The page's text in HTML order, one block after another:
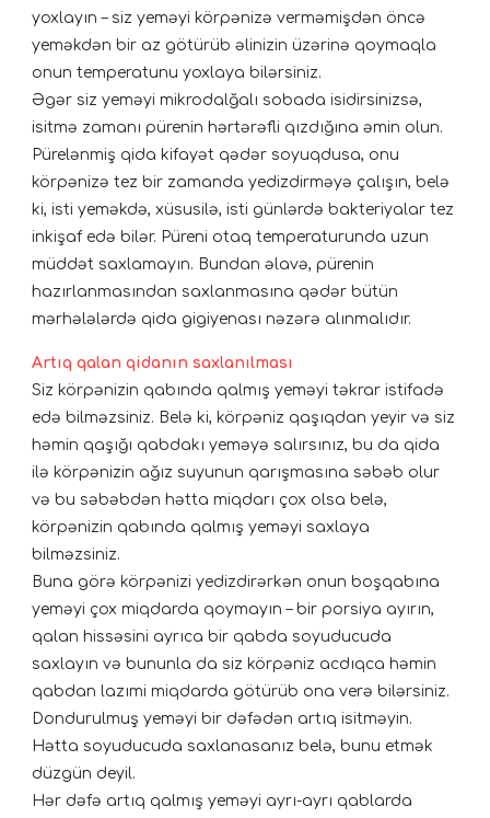
yoxlayın – siz yeməyi körpənizə verməmişdən öncə
yeməkdən bir az götürüb əlinizin üzərinə qoymaqla
onun temperatunu yoxlaya bilərsiniz.
Əgər siz yeməyi mikrodalğalı sobada isidirsinizsə,
isitmə zamanı pürenin hərtərəfli qızdığına əmin olun.
Pürelənmiş qida kifayət qədər soyuqdusa, onu
körpənizə tez bir zamanda yedizdirməyə çalışın, belə
ki, isti yeməkdə, xüsusilə, isti günlərdə bakteriyalar tez
inkişaf edə bilər. Püreni otaq temperaturunda uzun
müddət saxlamayın. Bundan əlavə, pürenin
hazırlanmasından saxlanmasına qədər bütün
mərhələlərdə qida gigiyenası nəzərə alınmalıdır.
Artıq qalan qidanın saxlanılması
Siz körpənizin qabında qalmış yeməyi təkrar istifadə
edə bilməzsiniz. Belə ki, körpəniz qaşıqdan yeyir və siz
həmin qaşığı qabdakı yeməyə salırsınız, bu da qida
ilə körpənizin ağız suyunun qarışmasına səbəb olur
və bu səbəbdən hətta miqdarı çox olsa belə,
körpənizin qabında qalmış yeməyi saxlaya
bilməzsiniz.
Buna görə körpənizi yedizdirərkən onun boşqabına
yeməyi çox miqdarda qoymayın – bir porsiya ayırın,
qalan hissəsini ayrıca bir qabda soyuducuda
saxlayın və bununla da siz körpəniz acdıqca həmin
qabdan lazımi miqdarda götürüb ona verə bilərsiniz.
Dondurulmuş yeməyi bir dəfədən artıq isitməyin.
Hətta soyuducuda saxlanasanız belə, bunu etmək
düzgün deyil.
Hər dəfə artıq qalmış yeməyi ayrı-ayrı qablarda